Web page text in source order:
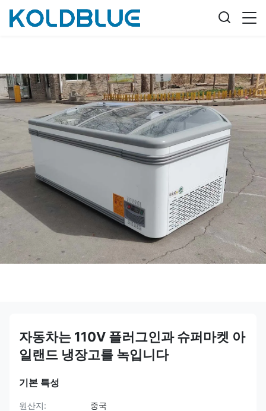
자동차는 110V 플러그인과 슈퍼마켓 아
일랜드 냉장고를 녹입니다
기본 특성
원산지:
중국